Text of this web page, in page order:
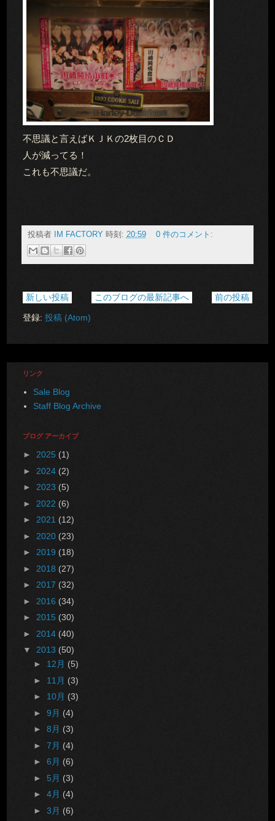
不思議と言えばＫＪＫの2枚目のＣＤ
人が減ってる！
これも不思議だ。
投稿者 IM FACTORY 時刻: 20:59 0 件のコメント:
新しい投稿 前の投稿
このブログの最新記事へ
登録: 投稿 (Atom)
リンク
Sale Blog
Staff Blog Archive
ブログ アーカイブ
► 2025 (1)
► 2024 (2)
► 2023 (5)
► 2022 (6)
► 2021 (12)
► 2020 (23)
► 2019 (18)
► 2018 (27)
► 2017 (32)
► 2016 (34)
► 2015 (30)
► 2014 (40)
▼ 2013 (50)
► 12月 (5)
► 11月 (3)
► 10月 (3)
► 9月 (4)
► 8月 (3)
► 7月 (4)
► 6月 (6)
► 5月 (3)
► 4月 (4)
► 3月 (6)